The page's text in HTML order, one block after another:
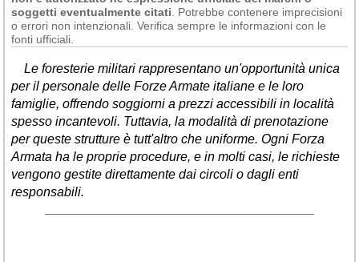
soggetti eventualmente citati . Potrebbe contenere imprecisioni
o errori non intenzionali. Verifica sempre le informazioni con le
fonti ufficiali.
Le foresterie militari rappresentano un'opportunità unica
per il personale delle Forze Armate italiane e le loro
famiglie, offrendo soggiorni a prezzi accessibili in località
spesso incantevoli. Tuttavia, la modalità di prenotazione
per queste strutture è tutt'altro che uniforme. Ogni Forza
Armata ha le proprie procedure, e in molti casi, le richieste
vengono gestite direttamente dai circoli o dagli enti
responsabili.